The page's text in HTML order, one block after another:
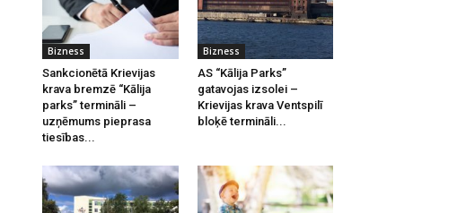
Bizness
Sankcionētā Krievijas
krava bremzē “Kālija
parks” termināli –
uzņēmums pieprasa
tiesības...
Bizness
AS “Kālija Parks”
gatavojas izsolei –
Krievijas krava Ventspilī
bloķē termināli...